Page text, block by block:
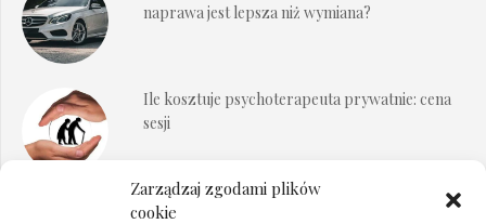
Zarządzaj zgodami plików
cookie
naprawa jest lepsza niż wymiana?
Ile kosztuje psychoterapeuta prywatnie: cena
sesji
Dokumenty do odbioru przy zmianie biura